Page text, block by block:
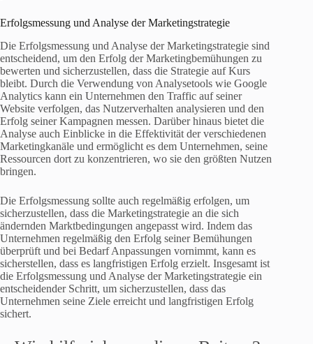
Erfolgsmessung und Analyse der Marketingstrategie
Die Erfolgsmessung und Analyse der Marketingstrategie sind
entscheidend, um den Erfolg der Marketingbemühungen zu
bewerten und sicherzustellen, dass die Strategie auf Kurs
bleibt. Durch die Verwendung von Analysetools wie Google
Analytics kann ein Unternehmen den Traffic auf seiner
Website verfolgen, das Nutzerverhalten analysieren und den
Erfolg seiner Kampagnen messen. Darüber hinaus bietet die
Analyse auch Einblicke in die Effektivität der verschiedenen
Marketingkanäle und ermöglicht es dem Unternehmen, seine
Ressourcen dort zu konzentrieren, wo sie den größten Nutzen
bringen.
Die Erfolgsmessung sollte auch regelmäßig erfolgen, um
sicherzustellen, dass die Marketingstrategie an die sich
ändernden Marktbedingungen angepasst wird. Indem das
Unternehmen regelmäßig den Erfolg seiner Bemühungen
überprüft und bei Bedarf Anpassungen vornimmt, kann es
sicherstellen, dass es langfristigen Erfolg erzielt. Insgesamt ist
die Erfolgsmessung und Analyse der Marketingstrategie ein
entscheidender Schritt, um sicherzustellen, dass das
Unternehmen seine Ziele erreicht und langfristigen Erfolg
sichert.